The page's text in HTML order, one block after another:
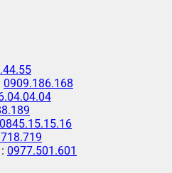
0909.186.168
0845.15.15.16
: 0977.501.601